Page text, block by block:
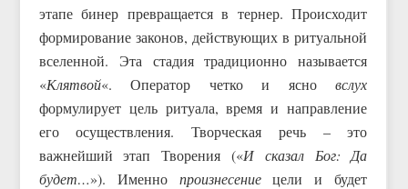
этапе бинер превращается в тернер. Происходит
формирование законов, действующих в ритуальной
вселенной. Эта стадия традиционно называется
«Клятвой«. Оператор четко и ясновслух
формулирует цель ритуала, время и направление
его осуществления. Творческая речь – это
важнейший этап Творения («И сказал Бог: Да
будет…»). Именно произнесениецели и будет